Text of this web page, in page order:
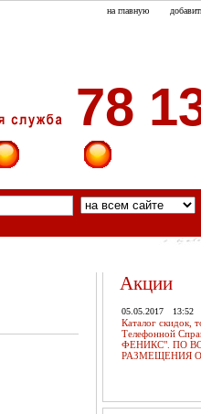
на главную
78
Акции
05.05.2017 13:52
Каталог скидок,
Телефонной
ФЕНИКС". ПО
РАЗМЕЩЕНИЯ